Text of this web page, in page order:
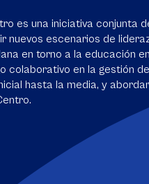
es una iniciativa conjunta
nuevos escenarios de
en torno a la educación
colaborativo en la gestión
hasta la media, y